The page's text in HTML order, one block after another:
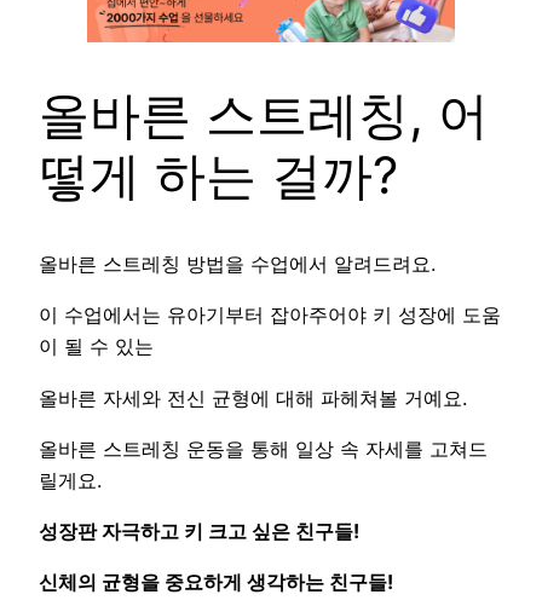
올바른 스트레칭, 어
떻게 하는 걸까?
올바른 스트레칭 방법을 수업에서 알려드려요.
이 수업에서는 유아기부터 잡아주어야 키 성장에 도움
이 될 수 있는
올바른 자세와 전신 균형에 대해 파헤쳐볼 거예요.
올바른 스트레칭 운동을 통해 일상 속 자세를 고쳐드
릴게요.
성장판 자극하고 키 크고 싶은 친구들!
신체의 균형을 중요하게 생각하는 친구들!